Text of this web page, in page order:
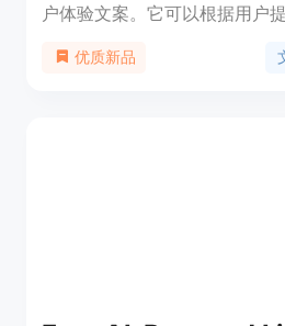
户体验文案。它可以根据用户
成器已经生成了12223份文案
优质新品